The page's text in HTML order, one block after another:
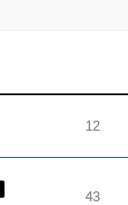
12
43